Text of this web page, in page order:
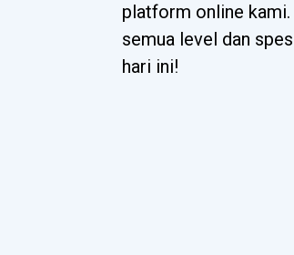
platform online
semua level dan
hari ini!